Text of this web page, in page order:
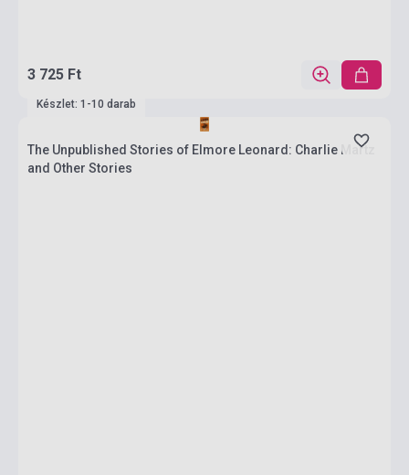
3 725 Ft
Készlet: 1-10 darab
The Unpublished Stories of Elmore Leonard: Charlie Martz
and Other Stories